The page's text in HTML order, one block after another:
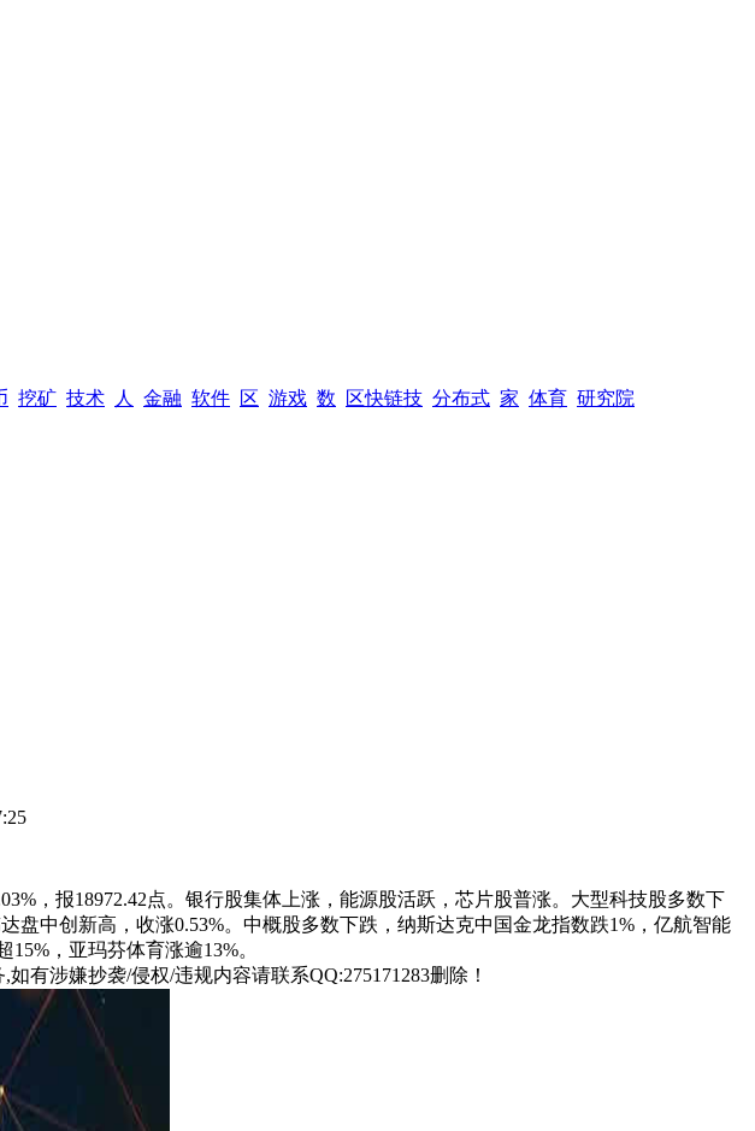
挖矿 技术 人 金融 软件 区 游戏 数 区快链技 分布式 家 体育 研究院
，报18972.42点。银行股集体上涨，能源股活跃，芯片股普涨。大型科技股多数下
盘中创新高，收涨0.53%。中概股多数下跌，纳斯达克中国金龙指数跌1%，亿航智能
，亚玛芬体育涨逾13%。
有涉嫌抄袭/侵权/违规内容请联系QQ:275171283删除！